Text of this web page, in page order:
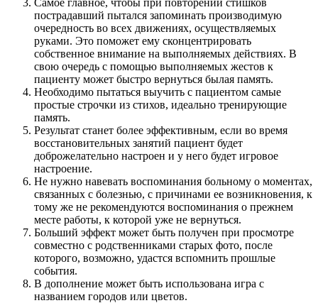
пострадавший пытался запоминать производимую
очередность во всех движениях, осуществляемых
руками. Это поможет ему сконцентрировать
собственное внимание на выполняемых действиях. В
свою очередь с помощью выполняемых жестов к
пациенту может быстро вернуться былая память.
Необходимо пытаться выучить с пациентом самые
простые строчки из стихов, идеально тренирующие
память.
Результат станет более эффективным, если во время
восстановительных занятий пациент будет
доброжелательно настроен и у него будет игровое
настроение.
Не нужно навевать воспоминания больному о моментах,
связанных с болезнью, с причинами ее возникновения, к
тому же не рекомендуются воспоминания о прежнем
месте работы, к которой уже не вернуться.
Больший эффект может быть получен при просмотре
совместно с родственниками старых фото, после
которого, возможно, удастся вспомнить прошлые
события.
В дополнение может быть использована игра с
названием городов или цветов.